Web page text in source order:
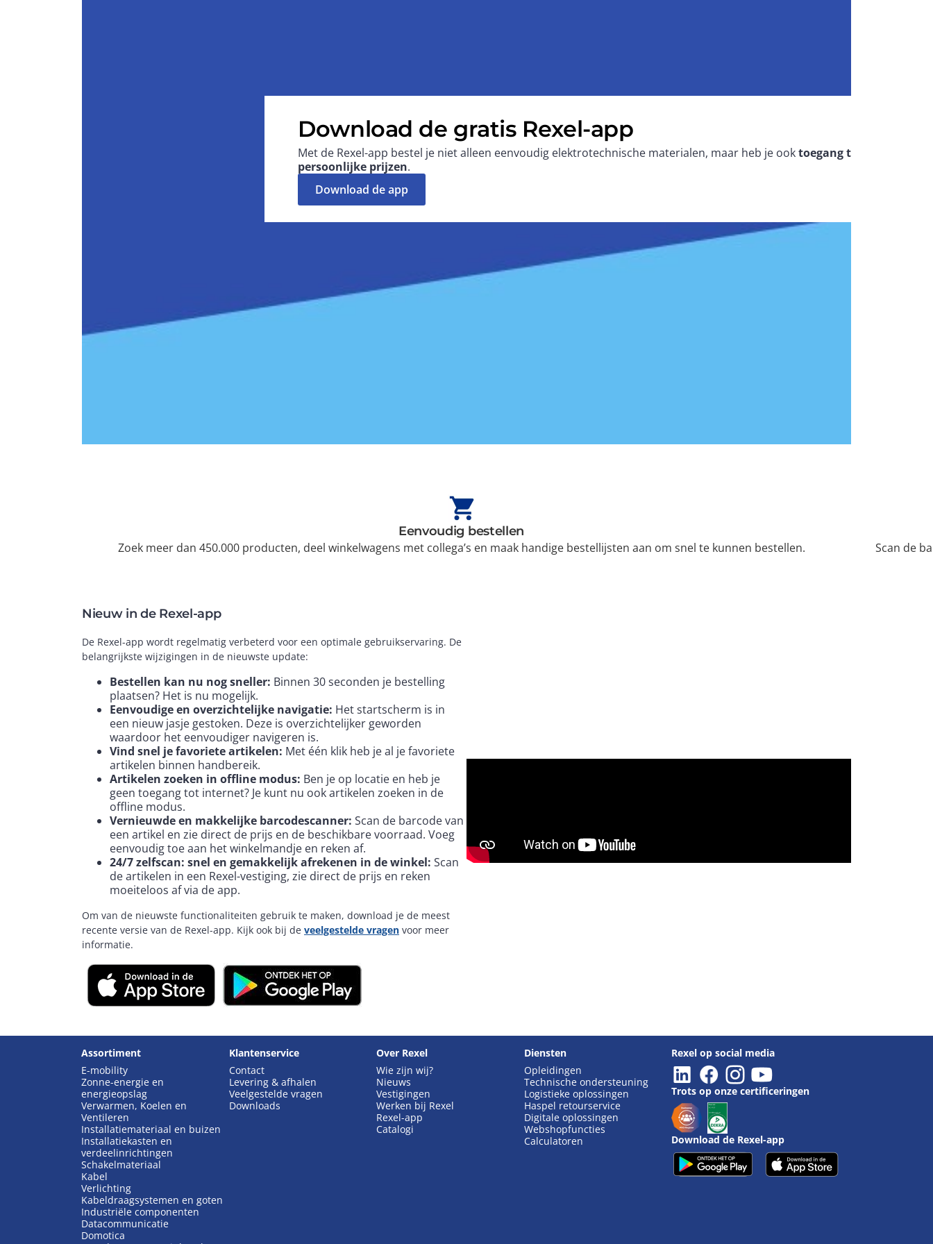
Download de gratis Rexel-app
Met de Rexel-app bestel je niet alleen eenvoudig elektrotechnische materialen, maar heb je ooktoegang tot
persoonlijke prijzen.
Download de app
Eenvoudig bestellen
Zoek meer dan 450.000 producten, deel winkelwagens met collega’s en maak handige bestellijsten aan om snel te kunnen bestellen.
Scan de
Nieuw in de Rexel-app
De Rexel-app wordt regelmatig verbeterd voor een optimale gebruikservaring. De
belangrijkste wijzigingen in de nieuwste update:
Bestellen kan nu nog sneller: Binnen 30 seconden je bestelling
plaatsen? Het is nu mogelijk.
Eenvoudige en overzichtelijke navigatie: Het startscherm is in
een nieuw jasje gestoken. Deze is overzichtelijker geworden
waardoor het eenvoudiger navigeren is.
Vind snel je favoriete artikelen: Met één klik heb je al je favoriete
artikelen binnen handbereik.
Artikelen zoeken in offline modus: Ben je op locatie en heb je
geen toegang tot internet? Je kunt nu ook artikelen zoeken in de
offline modus.
Vernieuwde en makkelijke barcodescanner: Scan de barcode van
een artikel en zie direct de prijs en de beschikbare voorraad. Voeg
eenvoudig toe aan het winkelmandje en reken af.
24/7 zelfscan: snel en gemakkelijk afrekenen in de winkel: Scan
de artikelen in een Rexel-vestiging, zie direct de prijs en reken
moeiteloos af via de app.
Om van de nieuwste functionaliteiten gebruik te maken, download je de meest
recente versie van de Rexel-app. Kijk ook bij de veelgestelde vragen voor meer
informatie.
Assortiment
E-mobility
Zonne-energie en
energieopslag
Verwarmen, Koelen en
Ventileren
Installatiemateriaal en buizen
Installatiekasten en
verdeelinrichtingen
Schakelmateriaal
Kabel
Verlichting
Kabeldraagsystemen en goten
Industriële componenten
Datacommunicatie
Domotica
Klantenservice
Contact
Levering & afhalen
Veelgestelde vragen
Downloads
Over Rexel
Wie zijn wij?
Nieuws
Vestigingen
Werken bij Rexel
Rexel-app
Catalogi
Diensten
Opleidingen
Technische ondersteuning
Logistieke oplossingen
Haspel retourservice
Digitale oplossingen
Webshopfuncties
Calculatoren
Rexel op social media
Trots op onze certificeringen
Download de Rexel-app